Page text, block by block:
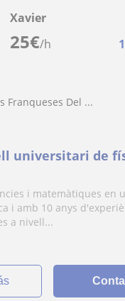
25€/h
Xavier
Franqueses Del ...
universitari de
i matemàtiques en
i amb 10 anys
a nivell...